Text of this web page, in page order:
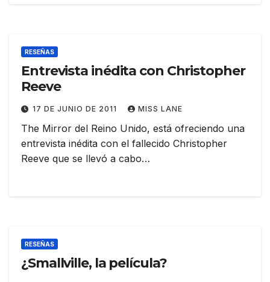
RESEÑAS
Entrevista inédita con Christopher
Reeve
17 DE JUNIO DE 2011 MISS LANE
The Mirror del Reino Unido, está ofreciendo una
entrevista inédita con el fallecido Christopher
Reeve que se llevó a cabo…
RESEÑAS
¿Smallville, la película?